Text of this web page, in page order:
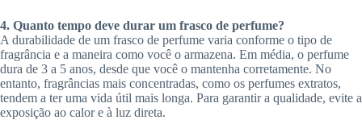
4. Quanto tempo deve durar um frasco de perfume?
A durabilidade de um frasco de perfume varia conforme o tipo de
fragrância e a maneira como você o armazena. Em média, o perfume
dura de 3 a 5 anos, desde que você o mantenha corretamente. No
entanto, fragrâncias mais concentradas, como os perfumes extratos,
tendem a ter uma vida útil mais longa. Para garantir a qualidade, evite a
exposição ao calor e à luz direta.